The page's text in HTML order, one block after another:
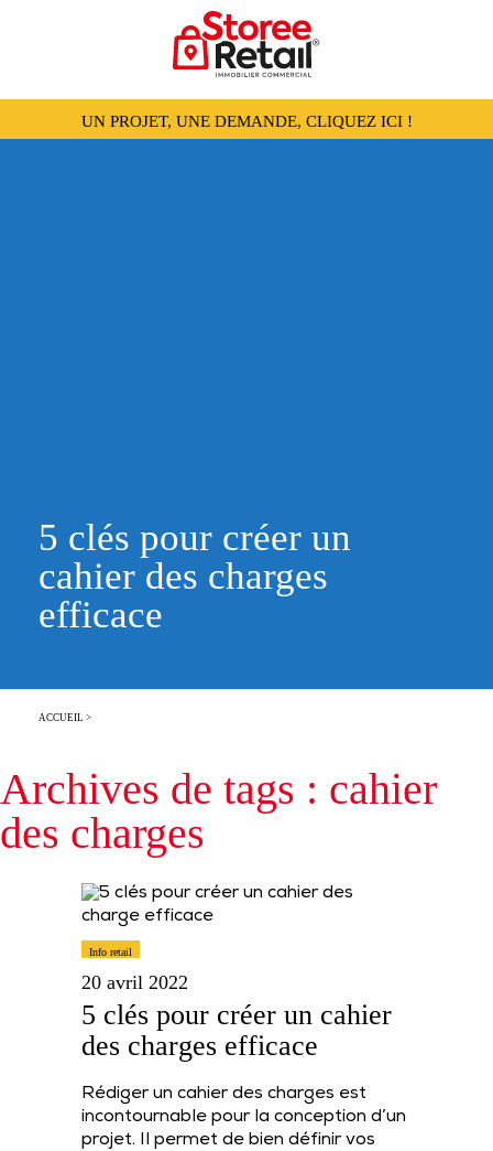
UN PROJET, UNE DEMANDE, CLIQUEZ ICI !
5 clés pour créer un
cahier des charges
efficace
ACCUEIL >
Archives de tags : cahier
des charges
Info retail
20 avril 2022
5 clés pour créer un cahier
des charges efficace
Rédiger un cahier des charges est
incontournable pour la conception d’un
projet. Il permet de bien définir vos